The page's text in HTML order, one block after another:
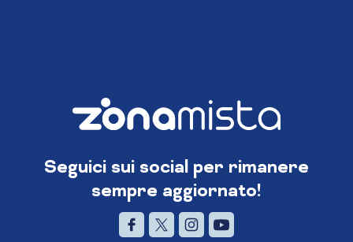
Seguici sui social per rimanere
sempre aggiornato!